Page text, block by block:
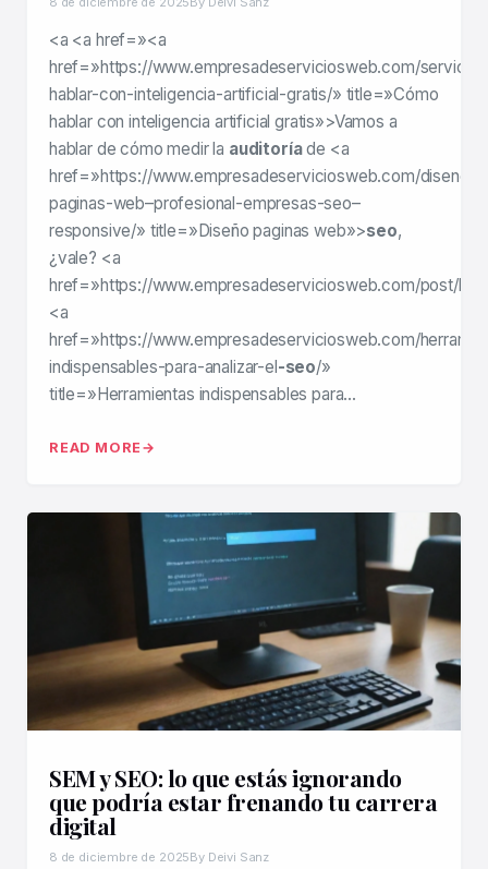
<a <a href=»<a
href=»https://www.empresadeserviciosweb.com/
hablar-con-inteligencia-artificial-gratis/» title=»Cómo
hablar con inteligencia artificial gratis»>Vamos a
hablar de cómo medir la auditoríade <a
href=»https://www.empresadeserviciosweb.com/diseno-
paginas-web–profesional-empresas-seo–
responsive/» title=»Diseño paginas web»>seo,
¿vale? <a
href=»https://www.empresadeserviciosweb.com/post/
<a
href=»https://www.empresadeserviciosweb.com/
indispensables-para-analizar-el-seo/»
title=»Herramientas indispensables para…
READ MORE
SEM y SEO: lo que estás ignorando
que podría estar frenando tu carrera
digital
8 de diciembre de 2025By Deivi Sanz